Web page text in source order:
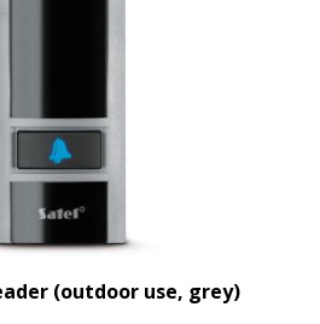
(outdoor use, grey)